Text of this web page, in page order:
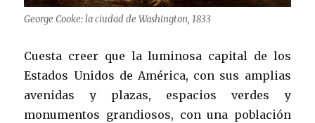
George Cooke: la ciudad de Washington, 1833
Cuesta creer que la luminosa capital de los
Estados Unidos de América, con sus amplias
avenidas y plazas, espacios verdes y
monumentos grandiosos, con una población